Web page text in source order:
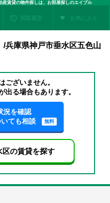
賃貸の物件探しは、お部屋探しのエイブル
閲覧履歴 お気に入り
兵庫県神戸市垂水区五色山
ございません。
出る場合もあります。
況を確認
ても相談
無料
の賃貸を探す